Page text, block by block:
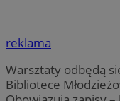
reklama
Warsztaty odbędą
Bibliotece